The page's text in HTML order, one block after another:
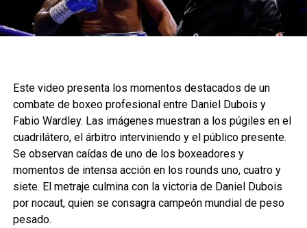
Este video presenta los momentos destacados de un
combate de boxeo profesional entre Daniel Dubois y
Fabio Wardley. Las imágenes muestran a los púgiles en el
cuadrilátero, el árbitro interviniendo y el público presente.
Se observan caídas de uno de los boxeadores y
momentos de intensa acción en los rounds uno, cuatro y
siete. El metraje culmina con la victoria de Daniel Dubois
por nocaut, quien se consagra campeón mundial de peso
pesado.